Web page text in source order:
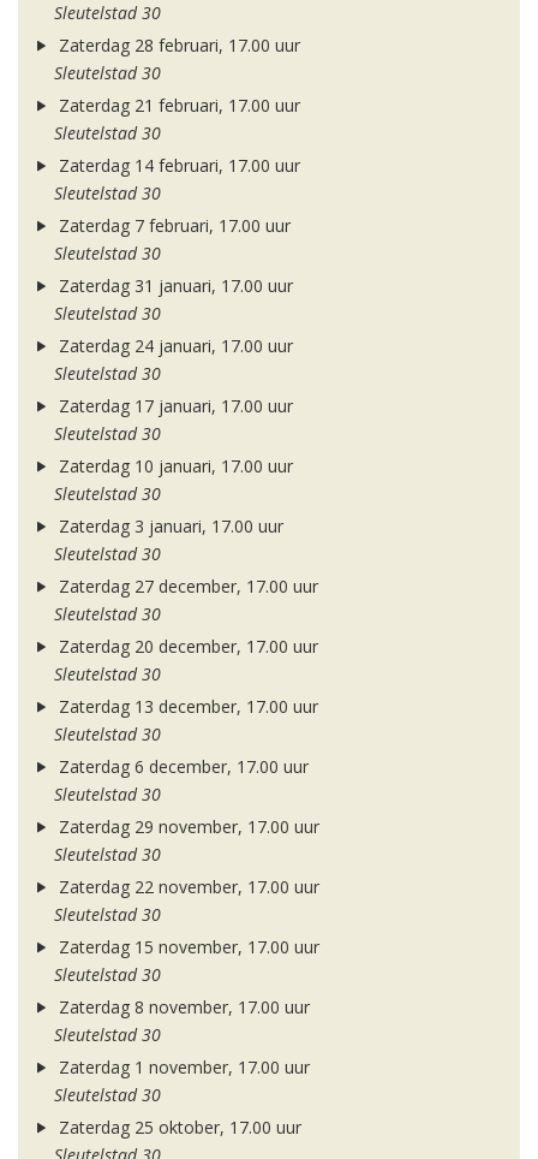
Sleutelstad 30
Zaterdag 28 februari, 17.00 uur
Sleutelstad 30
Zaterdag 21 februari, 17.00 uur
Sleutelstad 30
Zaterdag 14 februari, 17.00 uur
Sleutelstad 30
Zaterdag 7 februari, 17.00 uur
Sleutelstad 30
Zaterdag 31 januari, 17.00 uur
Sleutelstad 30
Zaterdag 24 januari, 17.00 uur
Sleutelstad 30
Zaterdag 17 januari, 17.00 uur
Sleutelstad 30
Zaterdag 10 januari, 17.00 uur
Sleutelstad 30
Zaterdag 3 januari, 17.00 uur
Sleutelstad 30
Zaterdag 27 december, 17.00 uur
Sleutelstad 30
Zaterdag 20 december, 17.00 uur
Sleutelstad 30
Zaterdag 13 december, 17.00 uur
Sleutelstad 30
Zaterdag 6 december, 17.00 uur
Sleutelstad 30
Zaterdag 29 november, 17.00 uur
Sleutelstad 30
Zaterdag 22 november, 17.00 uur
Sleutelstad 30
Zaterdag 15 november, 17.00 uur
Sleutelstad 30
Zaterdag 8 november, 17.00 uur
Sleutelstad 30
Zaterdag 1 november, 17.00 uur
Sleutelstad 30
Zaterdag 25 oktober, 17.00 uur